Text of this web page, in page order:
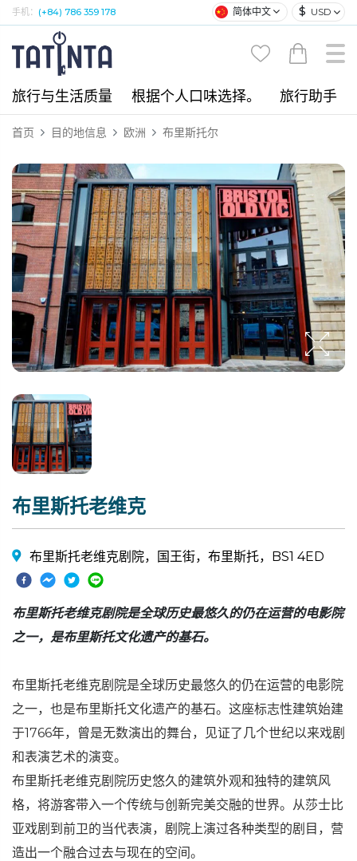
手机： (+84) 786 359 178 简体中文 $ USD
旅行与生活质量 根据个人口味选择。 旅行助手
首页 目的地信息 欧洲 布里斯托尔
布里斯托老维克
布里斯托老维克剧院，国王街，布里斯托，BS1 4ED
布里斯托老维克剧院是全球历史最悠久的仍在运营的电影院
之一，是布里斯托文化遗产的基石。
布里斯托老维克剧院是全球历史最悠久的仍在运营的电影院
之一，也是布里斯托文化遗产的基石。这座标志性建筑始建
于1766年，曾是无数演出的舞台，见证了几个世纪以来戏剧
和表演艺术的演变。
布里斯托老维克剧院历史悠久的建筑外观和独特的建筑风
格，将游客带入一个传统与创新完美交融的世界。从莎士比
亚戏剧到前卫的当代表演，剧院上演过各种类型的剧目，营
造出一个融合过去与现在的空间。